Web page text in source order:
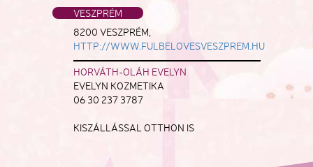
VESZPRÉM
8200 VESZPRÉM,
HTTP://WWW.FULBELOVESVESZPREM.HU
HORVÁTH-OLÁH EVELYN
EVELYN KOZMETIKA
06 30 237 3787
KISZÁLLÁSSAL OTTHON IS